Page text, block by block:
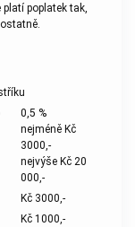
poplatek tak,
0,5 %
nejméně Kč
3000,-
nejvýše Kč 20
000,-
Kč 3000,-
Kč 1000,-